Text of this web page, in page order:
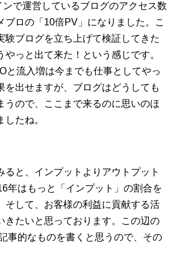
で運営しているブログのアクセス数
ブロの「10倍PV」になりました。こ
験ブログを立ち上げて検証してきた
やっと出て来た！という感じです。
と流入増は今までも仕事としてやっ
を出せますが、ブログはどうしても
うので、ここまで来るのに思いのほ
たね。
ると、インプットよりアウトプット
年はもっと「インプット」の割合を
そして、お客様の利益に貢献する活
きたいと思っております。この辺の
事的なものを書くと思うので、その